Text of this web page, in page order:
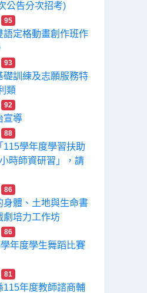
公告分次招考)
95
語定格動畫創作班作
93
礎訓練及志願服務特
類
92
宣導
88
115學年度學習扶助
時師資研習」，請
86
身體、土地與生命書
劇培力工作坊
86
年度學生舞蹈比賽
81
115年度教師諮商輔